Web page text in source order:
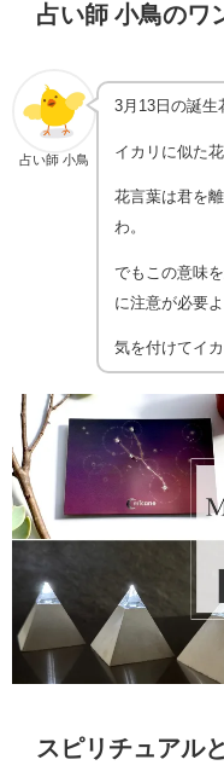
占い師 小鳥のワ
占い師 小鳥
3月13日の誕生
イカリに似た
花言葉は君を
わ。
でもこの意味
に注意が必要よ
気を付けてイ
スピリチュアル